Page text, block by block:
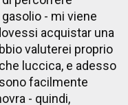
- mi viene
acquistar una
valuterei proprio
luccica, e adesso
facilmente
- quindi,